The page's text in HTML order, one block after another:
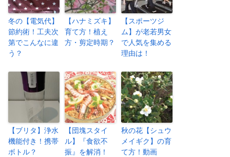
冬の【電気代】
節約術！工夫次
第でこんなに違
う？
【ハナミズキ】
育て方！植え
方・剪定時期？
【スポーツジ
ム】が老若男女
で人気を集める
理由は！
【ブリタ】浄水
機能付き！携帯
ボトル？
【団塊スタイ
ル】『食欲不
振』を解消！
秋の花【シュウ
メイギク】の育
て方！動画